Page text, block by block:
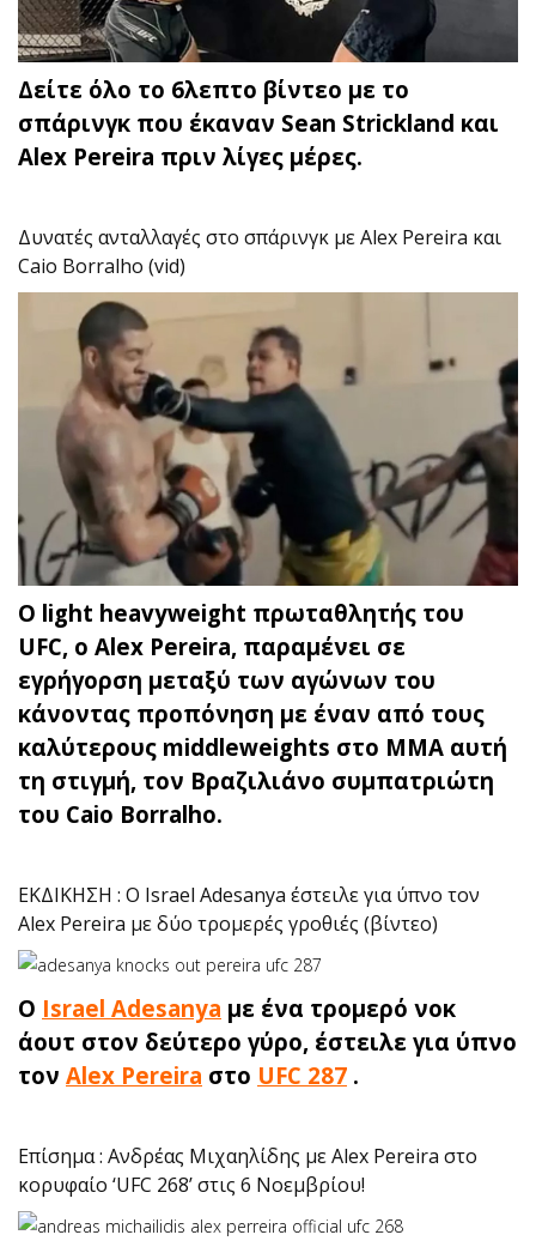
Δείτε όλο το 6λεπτο βίντεο με το
σπάρινγκ που έκαναν Sean Strickland και
Alex Pereira πριν λίγες μέρες.
Δυνατές ανταλλαγές στο σπάρινγκ με Alex Pereira και
Caio Borralho (vid)
Ο light heavyweight πρωταθλητής του
UFC, ο Alex Pereira, παραμένει σε
εγρήγορση μεταξύ των αγώνων του
κάνοντας προπόνηση με έναν από τους
καλύτερους middleweights στο ΜΜΑ αυτή
τη στιγμή, τον Βραζιλιάνο συμπατριώτη
του Caio Borralho.
ΕΚΔΙΚΗΣΗ : O Israel Adesanya έστειλε για ύπνο τον
Alex Pereira με δύο τρομερές γροθιές (βίντεο)
Ο Israel Adesanya με ένα τρομερό νοκ
άουτ στον δεύτερο γύρο, έστειλε για ύπνο
τον Alex Pereira στο UFC 287 .
Επίσημα : Ανδρέας Μιχαηλίδης με Alex Pereira στο
κορυφαίο ‘UFC 268’ στις 6 Νοεμβρίου!